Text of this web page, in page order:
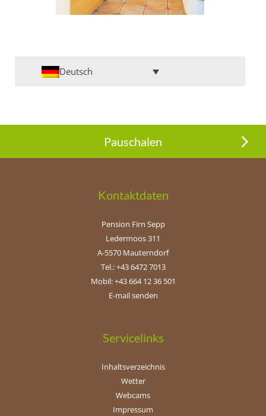
Deutsch
Pauschalen
Kontaktdaten
Pension Firn Sepp
Ledermoos 311
A-5570 Mauterndorf
Tel.: +43 6472 7013
Mobil: +43 664 12 36 501
E-mail senden
Servicelinks
Inhaltsverzeichnis
Wetter
Webcams
Impressum